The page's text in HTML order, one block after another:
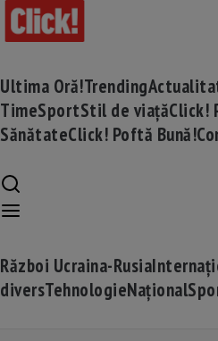
Ultima Oră!Trending
TimeSportStil de viațăClick!
SănătateClick! Poftă Bună!
Război Ucraina-Rusia
diversTehnologieNațional